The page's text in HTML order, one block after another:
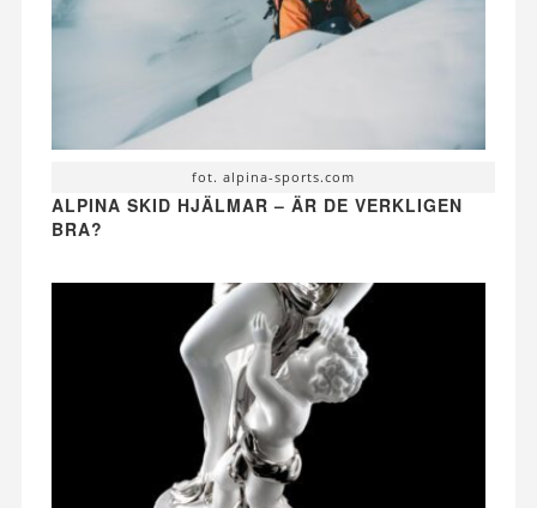
fot. alpina-sports.com
ALPINA SKID HJÄLMAR – ÄR DE VERKLIGEN
BRA?